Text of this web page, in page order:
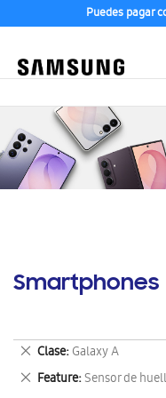
Puedes pagar
Smartphones
Clase Galaxy A
Eliminar
este
artículo
Feature Sensor de
Eliminar